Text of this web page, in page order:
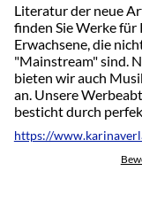
Literatur der neue
finden Sie Werke für
Erwachsene, die
"Mainstream" sind.
bieten wir auch
an. Unsere
besticht durch
https://